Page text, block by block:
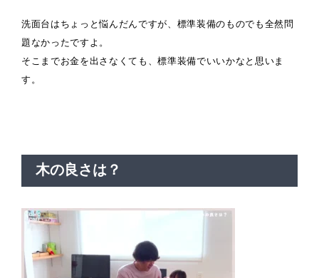
洗面台はちょっと悩んだんですが、標準装備のものでも全然問
題なかったですよ。
そこまでお金を出さなくても、標準装備でいいかなと思いま
す。
木の良さは？